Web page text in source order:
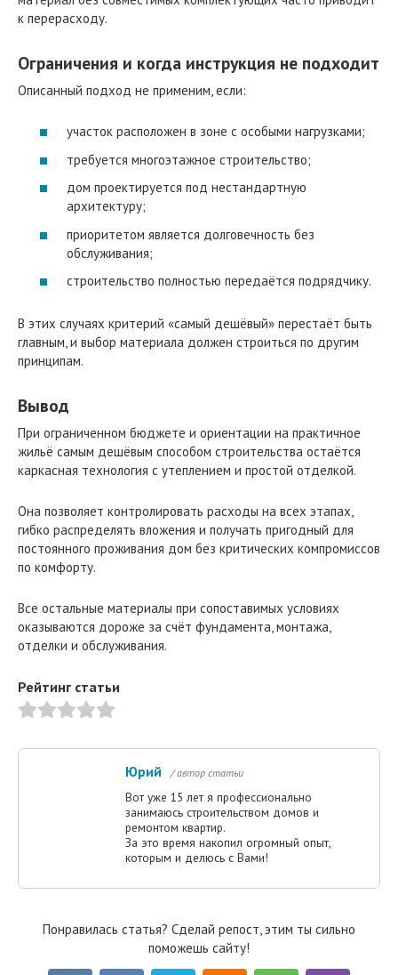
к перерасходу.
Ограничения и когда инструкция не подходит
Описанный подход не применим, если:
участок расположен в зоне с особыми нагрузками;
требуется многоэтажное строительство;
дом проектируется под нестандартную
архитектуру;
приоритетом является долговечность без
обслуживания;
строительство полностью передаётся подрядчику.
В этих случаях критерий «самый дешёвый» перестаёт быть
главным, и выбор материала должен строиться по другим
принципам.
Вывод
При ограниченном бюджете и ориентации на практичное
жильё самым дешёвым способом строительства остаётся
каркасная технология с утеплением и простой отделкой.
Она позволяет контролировать расходы на всех этапах,
гибко распределять вложения и получать пригодный для
постоянного проживания дом без критических компромиссов
по комфорту.
Все остальные материалы при сопоставимых условиях
оказываются дороже за счёт фундамента, монтажа,
отделки и обслуживания.
Рейтинг статьи
Юрий / автор статьи
Вот уже 15 лет я профессионально
занимаюсь строительством домов и
ремонтом квартир.
За это время накопил огромный опыт,
которым и делюсь с Вами!
Понравилась статья? Сделай репост, этим ты сильно
поможешь сайту!